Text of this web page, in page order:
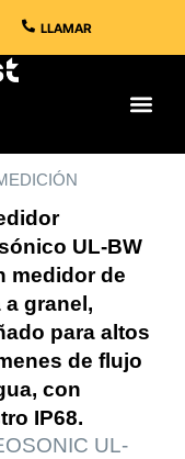
LLAMAR
UL-BW
medidor de
a granel,
para altos
de flujo
con
IP68.
UL-